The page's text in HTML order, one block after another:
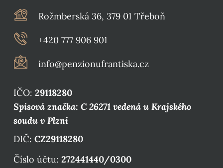
Rožmberská 36, 379 01 Třeboň
+420 777 906 901
info@penzionufrantiska.cz
IČO: 29118280
Spisová značka: C 26271 vedená u Krajského
soudu v Plzni
DIČ: CZ29118280
Číslo účtu: 272441440/0300